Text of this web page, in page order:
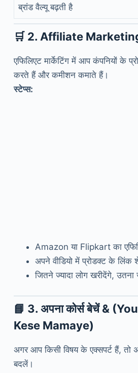
ब्रांड वैल्यू बढ़ती है
🛒 2. Affiliate
एफिलिएट मार्केटिंग में आप कंपनियों के
करते हैं और कमीशन कमाते हैं।
स्टेप्स:
Amazon या Flipkart का
अपने वीडियो में प्रोडक्ट के लिंक
जितने ज्यादा लोग खरीदेंगे, उतना
📘 3. अपना कोर्स बेचें&
Kese Mamaye)
अगर आप किसी विषय के एक्सपर्ट हैं, तो
बदलें।